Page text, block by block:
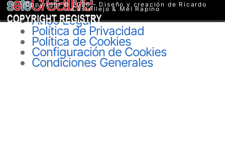
Copyright © 2026 – Diseño y creación de Ricardo
Castrillejo & Mel Rapino
Aviso Legal
Política de Privacidad
Política de Cookies
Configuración de Cookies
Condiciones Generales